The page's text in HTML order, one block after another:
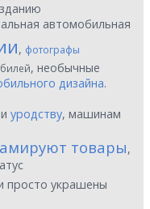
автомобильная
, фотографы
, необычные
дизайна.
и уродству, машинам
товары,
просто украшены